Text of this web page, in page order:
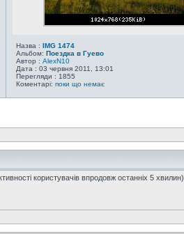
Назва : IMG 1474
Альбом: Поездка в Гуево
Автор : AlexN10
Дата : 03 червня 2011, 13:01
Перегляди : 1855
Коментарі: поки що немає
користувачів впродовж останніх 5 хвилин)